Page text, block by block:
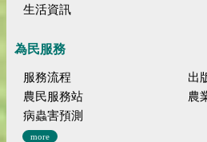
生活資訊
為民服務
服務流程
出
農民服務站
農
病蟲害預測
more